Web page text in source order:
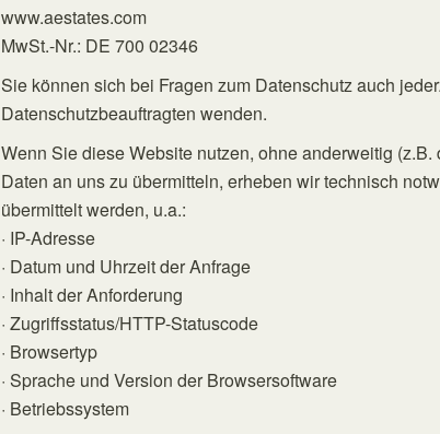
www.aestates.com
MwSt.-Nr.: DE 700 02346
Sie können sich bei Fragen zum Datenschutz auch
Datenschutzbeauftragten wenden.
Wenn Sie diese Website nutzen, ohne anderweitig
Daten an uns zu übermitteln, erheben wir technisch
übermittelt werden, u.a.:
· IP-Adresse
· Datum und Uhrzeit der Anfrage
· Inhalt der Anforderung
· Zugriffsstatus/HTTP-Statuscode
· Browsertyp
· Sprache und Version der Browsersoftware
· Betriebssystem